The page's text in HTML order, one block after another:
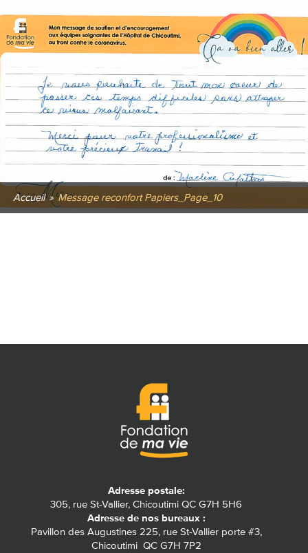
Accueil » Message reconfort Papiers_Page_10
Adresse postale:
305, rue St-Vallier, Chicoutimi QC G7H 5H6
Adresse de nos bureaux :
Pavillon des Augustines 225, rue St-Vallier porte #3,
Chicoutimi QC G7H 7P2